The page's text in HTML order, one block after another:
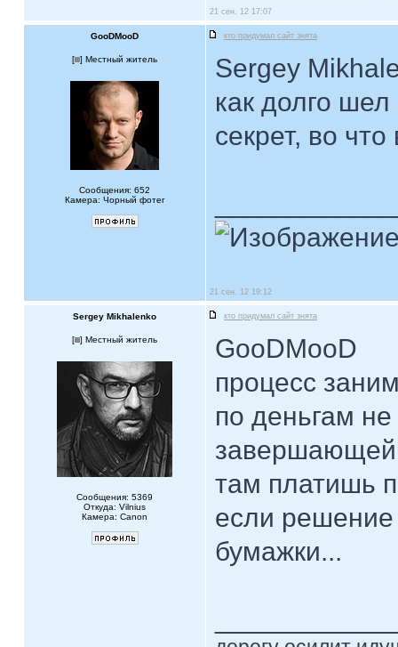
21 сен, 12 17:07
GooDMooD кто придумал сайт знята
[ ] Местный житель
Сообщения: 652
Камера: Чорный фотег
Sergey
как долго
секрет, во
21 сен, 12 19:12
Sergey Mikhalenko кто придумал сайт знята
[ ] Местный житель
Сообщения: 5369
Откуда: Vilnius
Камера: Canon
GooDMooD
процесс
по деньгам
завершающей
там платишь
если решение
бумажки...